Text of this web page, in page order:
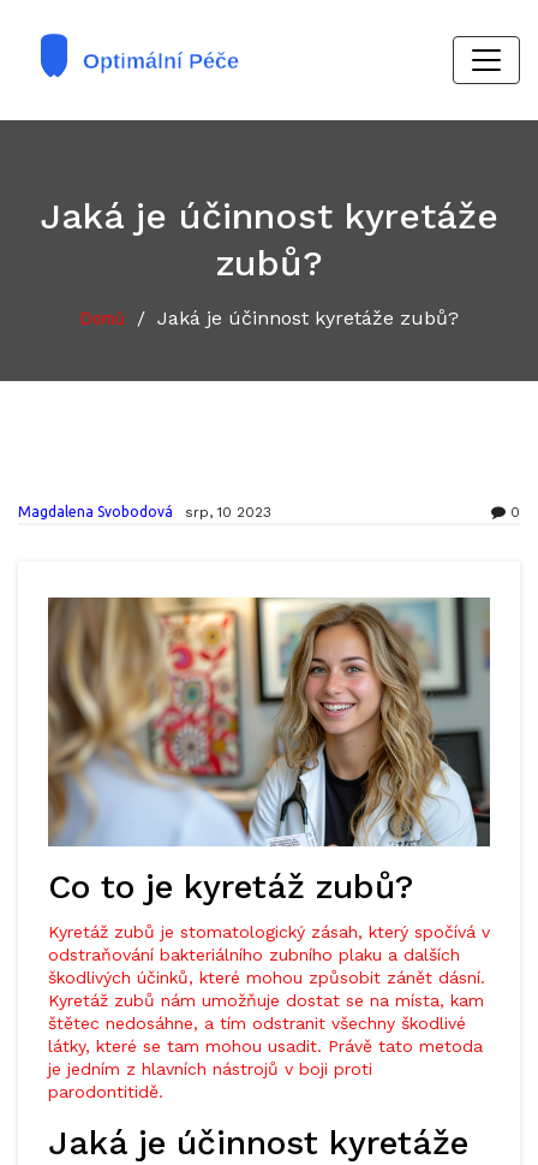
Jaká je účinnost kyretáže
zubů?
Domů / Jaká je účinnost kyretáže zubů?
Magdalena Svobodová srp, 10 2023 0
Co to je kyretáž zubů?
Kyretáž zubů je stomatologický zásah, který spočívá v
odstraňování bakteriálního zubního plaku a dalších
škodlivých účinků, které mohou způsobit zánět dásní.
Kyretáž zubů nám umožňuje dostat se na místa, kam
štětec nedosáhne, a tím odstranit všechny škodlivé
látky, které se tam mohou usadit. Právě tato metoda
je jedním z hlavních nástrojů v boji proti
parodontitidě.
Jaká je účinnost kyretáže